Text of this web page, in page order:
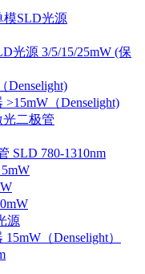
模SLD光源
光源 3/5/15/25mW (保
Denselight)
（Denselight)
光二极管
SLD 780-1310nm
源
（Denselight）